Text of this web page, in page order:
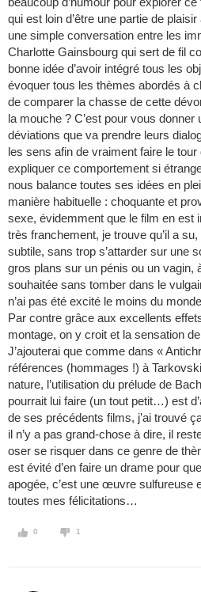
qui est loin d’être une partie de
une simple conversation entre les
Charlotte Gainsbourg qui sert de fil
bonne idée d’avoir intégré tous les
évoquer tous les thèmes abordés à
de comparer la chasse de cette
la mouche ? C’est pour vous
déviations que va prendre leurs
les sens afin de vraiment faire le
expliquer ce comportement si
nous balance toutes ses idées en
manière habituelle : choquante et
sexe, évidemment que le film en est
très franchement, je trouve qu’il a
subtile, sans trop s’attarder sur une
gros plans sur un pénis ou un vagin,
souhaitée sans tomber dans le
n’ai pas été excité le moins du
Par contre grâce aux excellents
montage, on y croit et la sensation
J’ajouterai que comme dans «
références (hommages !) à
nature, l’utilisation du prélude de
pourrait lui faire (un tout petit…) est
de ses précédents films, j’ai trouvé
il n’y a pas grand-chose à dire, il
oser se risquer dans ce genre de
est évité d’en faire un drame pour
apogée, c’est une œuvre sulfureuse
toutes mes félicitations…
0 1